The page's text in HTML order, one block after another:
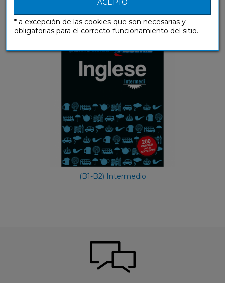
Inglese Intermedi
Cuadernos de ejercicios
(B1-B2) Intermedio
* a excepción de las cookies que son necesarias y
obligatorias para el correcto funcionamiento del sitio.